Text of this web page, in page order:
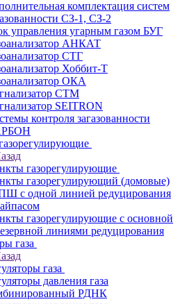
комплектация систем
СЗ-1, СЗ-2
управления угарным газом БУГ
АНКАТ
СТГ
Хоббит-Т
ОКА
СТМ
SEITRON
контроля загазованности
газорегулирующие
газорегулирующий (домовые)
с одной линией редуцирования
газорегулирующие с основной
линиями редуцирования
газа
газа
давления газа
РДНК